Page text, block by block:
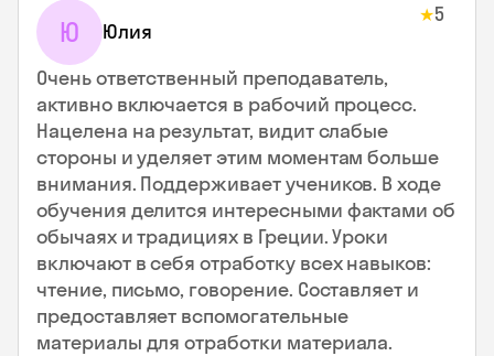
Ю Юлия
★5
Очень ответственный преподаватель,
активно включается в рабочий процесс.
Нацелена на результат, видит слабые
стороны и уделяет этим моментам больше
внимания. Поддерживает учеников. В ходе
обучения делится интересными фактами об
обычаях и традициях в Греции. Уроки
включают в себя отработку всех навыков:
чтение, письмо, говорение. Составляет и
предоставляет вспомогательные
материалы для отработки материала.